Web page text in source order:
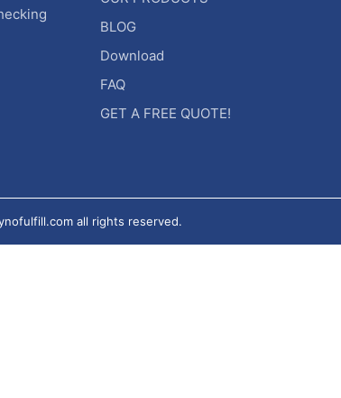
BLOG
Download
FAQ
GET A FREE QUOTE!
all rights reserved.